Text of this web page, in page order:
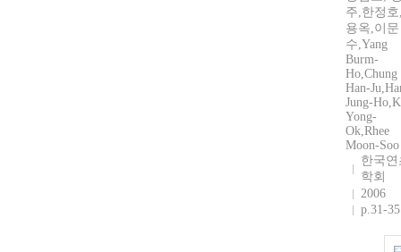
주,한정
용옥,이문
수,Yang
Burm-
Ho,Chung
Han-
Jung-
Yong-
Ok,Rhee
Moon-Soo
한국연
학회
2006
p.31-35